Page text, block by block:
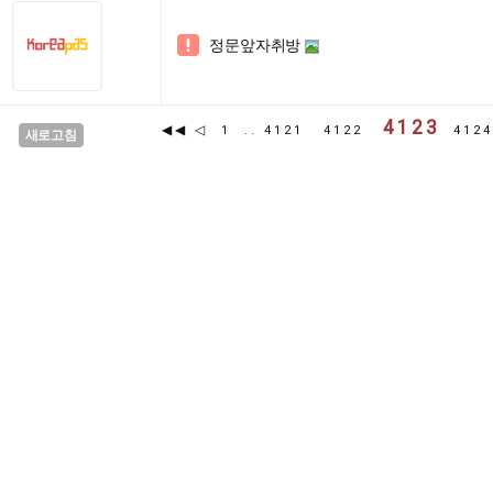
 정문앞자취방
새로고침 ◀◀ ◁ 1 .. 4121 4122 4123